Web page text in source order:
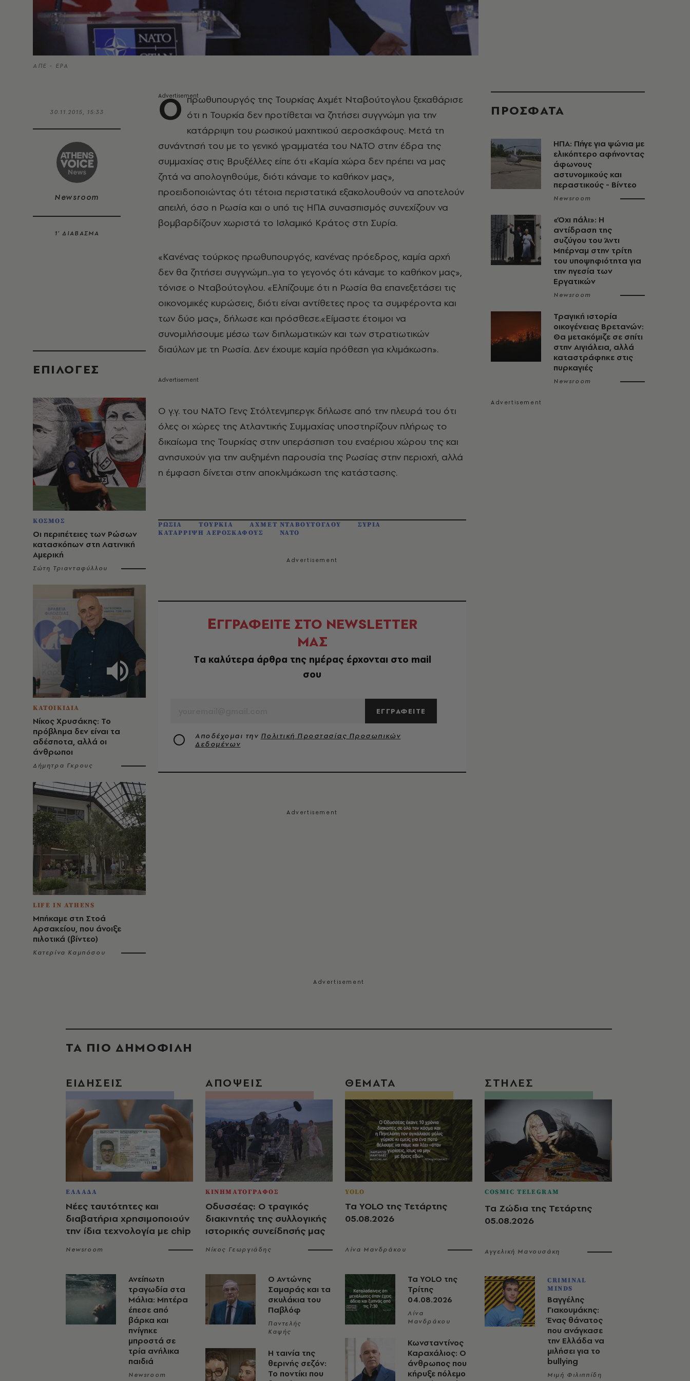
ΑΠΕ - EPA
30.11.2015, 15:33
Newsroom
1’ ΔΙΑΒΑΣΜΑ
EΠΙΛΟΓΈΣ
ΚΟΣΜΟΣ
Οι περιπέτειες των Ρώσων
κατασκόπων στη Λατινική
Αμερική
Σώτη Τριανταφύλλου
ΚΑΤΟΙΚΙΔΙΑ
Νίκος Χρυσάκης: Το
πρόβλημα δεν είναι τα
αδέσποτα, αλλά οι
άνθρωποι
Δήμητρα Γκρους
LIFE IN ATHENS
Μπήκαμε στη Στοά
Αρσακείου, που άνοιξε
πιλοτικά (βίντεο)
Κατερίνα Καμπόσου
Ο πρωθυπουργός της Τουρκίας Αχμέτ Νταβούτογλου ξεκαθάρισε
ότι η Τουρκία δεν προτίθεται να ζητήσει συγγνώμη για την
κατάρριψη του ρωσικού μαχητικού αεροσκάφους. Μετά τη
συνάντησή του με το γενικό γραμματέα του ΝΑΤΟ στην έδρα της
συμμαχίας στις Βρυξέλλες είπε ότι «Καμία χώρα δεν πρέπει να μας
ζητά να απολογηθούμε, διότι κάναμε το καθήκον μας»,
προειδοποιώντας ότι τέτοια περιστατικά εξακολουθούν να αποτελούν
απειλή, όσο η Ρωσία και ο υπό τις ΗΠΑ συνασπισμός συνεχίζουν να
βομβαρδίζουν χωριστά το Ισλαμικό Κράτος στη Συρία.
«Κανένας τούρκος πρωθυπουργός, κανένας πρόεδρος, καμία αρχή
δεν θα ζητήσει συγγνώμη...για το γεγονός ότι κάναμε το καθήκον μας»,
τόνισε ο Νταβούτογλου. «Ελπίζουμε ότι η Ρωσία θα επανεξετάσει τις
οικονομικές κυρώσεις, διότι είναι αντίθετες προς τα συμφέροντα και
των δύο μας», δήλωσε και πρόσθεσε.«Είμαστε έτοιμοι να
συνομιλήσουμε μέσω των διπλωματικών και των στρατιωτικών
διαύλων με τη Ρωσία. Δεν έχουμε καμία πρόθεση για κλιμάκωση».
Ο γ.γ. του ΝΑΤΟ Γενς Στόλτενμπεργκ δήλωσε από την πλευρά του ότι
όλες οι χώρες της Ατλαντικής Συμμαχίας υποστηρίζουν πλήρως το
δικαίωμα της Τουρκίας στην υπεράσπιση του εναέριου χώρου της και
ανησυχούν για την αυξημένη παρουσία της Ρωσίας στην περιοχή, αλλά
η έμφαση δίνεται στην αποκλιμάκωση της κατάστασης.
ΡΩΣΙΑ ΤΟΥΡΚΙΑ ΑΧΜΕΤ ΝΤΑΒΟΥΤΟΓΛΟΥ
ΣΥΡΙΑ
ΚΑΤΑΡΡΙΨΗ ΑΕΡΟΣΚΑΦΟΥΣ
ΝΑΤΟ
ΕΓΓΡΑΦΕΙΤΕ ΣΤΟ NEWSLETTER
ΜΑΣ
Tα καλύτερα άρθρα της ημέρας έρχονται στο mail
σου
ΕΓΓΡΑΦΕΙΤΕ
Αποδέχομαι την Πολιτική Προστασίας Προσωπικών
Δεδομένων
ΠΡΟΣΦΑΤΑ
ΗΠΑ: Πήγε για ψώνια με
ελικόπτερο αφήνοντας
άφωνους
αστυνομικούς και
περαστικούς - Βίντεο
Newsroom
«Όχι πάλι»: Η
αντίδραση της
συζύγου του Άντι
Μπέρναμ στην τρίτη
του υποψηφιότητα για
την ηγεσία των
Εργατικών
Newsroom
Τραγική ιστορία
οικογένειας Βρετανών:
Θα μετακόμιζε σε σπίτι
στην Αιγιάλεια, αλλά
καταστράφηκε στις
πυρκαγιές
Newsroom
ΤΑ ΠΙΟ ΔΗΜΟΦΙΛΗ
ΕΙΔΗΣΕΙΣ
ΕΛΛΑΔΑ
Νέες ταυτότητες και
διαβατήρια χρησιμοποιούν
την ίδια τεχνολογία με chip
Newsroom
Ανείπωτη
τραγωδία στα
Μάλια: Μητέρα
έπεσε από
βάρκα και
πνίγηκε
μπροστά σε
τρία ανήλικα
παιδιά
Newsroom
ΑΠΟΨΕΙΣ
ΚΙΝΗΜΑΤΟΓΡΑΦΟΣ
Οδυσσέας: Ο τραγικός
διακινητής της συλλογικής
ιστορικής συνείδησής μας
Νίκος Γεωργιάδης
Ο Αντώνης
Σαμαράς και τα
σκυλάκια του
Παβλόφ
Παντελής
Καψής
Η ταινία της
θερινής σεζόν:
Το ποντίκι που
ΘΕΜΑΤΑ
YOLO
Τα YOLO της Τετάρτης
05.08.2026
Λίνα Μανδράκου
Τα YOLO της
Τρίτης
04.08.2026
Λίνα
Μανδράκου
Κωνσταντίνος
Καραχάλιος: Ο
άνθρωπος που
κήρυξε πόλεμο
ΣΤΗΛΕΣ
COSMIC TELEGRAM
Τα Ζώδια της Τετάρτης
05.08.2026
Αγγελική Μανουσάκη
CRIMINAL
MINDS
Βαγγέλης
Γιακουμάκης:
Ένας θάνατος
που ανάγκασε
την Ελλάδα να
μιλήσει για το
bullying
Μιμή Φιλιππίδη